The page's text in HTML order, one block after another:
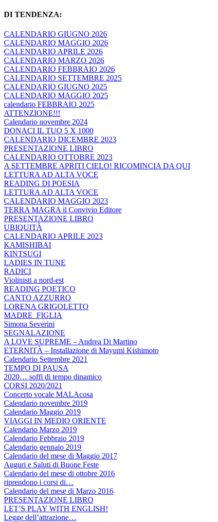
DI TENDENZA:
CALENDARIO GIUGNO 2026
CALENDARIO MAGGIO 2026
CALENDARIO APRILE 2026
CALENDARIO MARZO 2026
CALENDARIO FEBBRAIO 2026
CALENDARIO SETTEMBRE 2025
CALENDARIO GIUGNO 2025
CALENDARIO MAGGIO 2025
calendario FEBBRAIO 2025
ATTENZIONE!!!
Calendario novembre 2024
DONACI IL TUO 5 X 1000
CALENDARIO DICEMBRE 2023
PRESENTAZIONE LIBRO
CALENDARIO OTTOBRE 2023
A SETTEMBRE APRITI CIELO! RICOMINCIA DA QUI
LETTURA AD ALTA VOCE
READING DI POESIA
LETTURA AD ALTA VOCE
CALENDARIO MAGGIO 2023
TERRA MAGRA il Convivio Editore
PRESENTAZIONE LIBRO
UBIQUITÀ
CALENDARIO APRILE 2023
KAMISHIBAI
KINTSUGI
LADIES IN TUNE
RADICI
Violinisti a nord-est
READING POETICO
CANTO AZZURRO
LORENA GRIGOLETTO
MADRE_FIGLIA
Simona Severini
SEGNALAZIONE
A LOVE SUPREME – Andrea Di Martino
ETERNITÀ – Installazione di Mayumi Kishimoto
Calendario Settembre 2021
TEMPO DI PAUSA
2020… soffi di tempo dinamico
CORSI 2020/2021
Concerto vocale MALAcosa
Calendario novembre 2019
Calendario Maggio 2019
VIAGGI IN MEDIO ORIENTE
Calendario Marzo 2019
Calendario Febbraio 2019
Calendario gennaio 2019
Calendario del mese di Maggio 2017
Auguri e Saluti di Buone Feste
Calendario del mese di ottobre 2016
riprendono i corsi di…
Calendario del mese di Marzo 2016
PRESENTAZIONE LIBRO
LET’S PLAY WITH ENGLISH!
Legge dell’attrazione…